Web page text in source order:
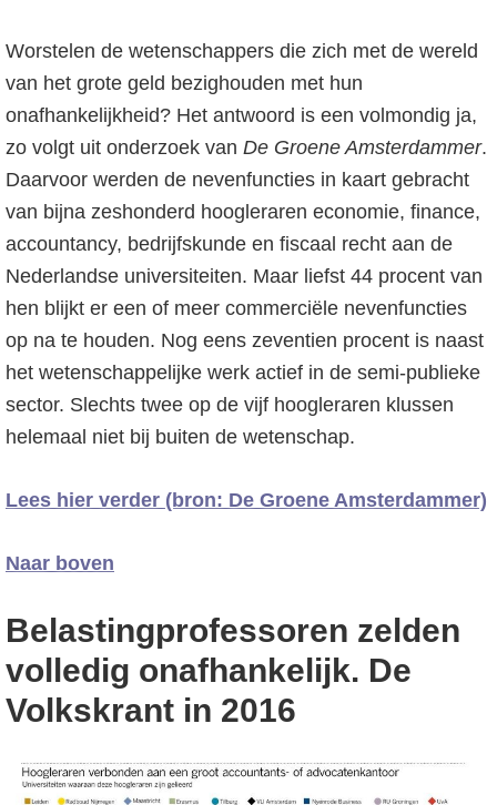
Worstelen de wetenschappers die zich met de wereld
van het grote geld bezighouden met hun
onafhankelijkheid? Het antwoord is een volmondig ja,
zo volgt uit onderzoek van De Groene Amsterdammer.
Daarvoor werden de nevenfuncties in kaart gebracht
van bijna zeshonderd hoogleraren economie, finance,
accountancy, bedrijfskunde en fiscaal recht aan de
Nederlandse universiteiten. Maar liefst 44 procent van
hen blijkt er een of meer commerciële nevenfuncties
op na te houden. Nog eens zeventien procent is naast
het wetenschappelijke werk actief in de semi-publieke
sector. Slechts twee op de vijf hoogleraren klussen
helemaal niet bij buiten de wetenschap.
Lees hier verder (bron: De Groene Amsterdammer)
Naar boven
Belastingprofessoren zelden
volledig onafhankelijk. De
Volkskrant in 2016